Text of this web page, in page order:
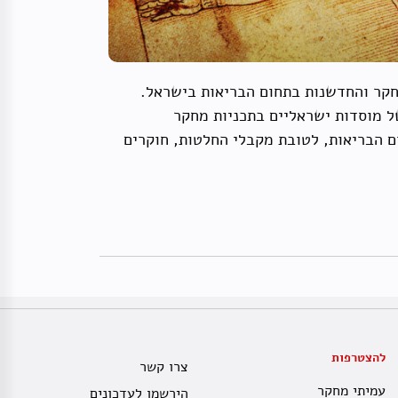
והחדשנות בתחום הבריאות בישראל.
מוסדות ישראליים בתכניות מחקר
הבריאות, לטובת מקבלי החלטות, חוקרים
להצטרפות
עמיתי מחקר
צרו קשר
הירשמו לעדכונים